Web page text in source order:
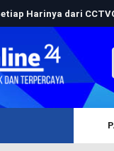
Harinya dari